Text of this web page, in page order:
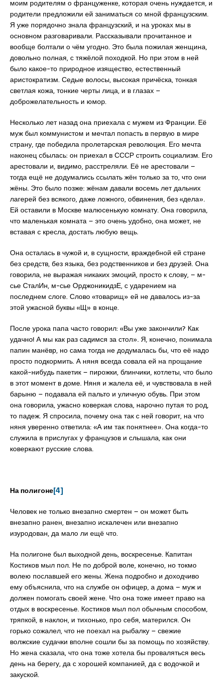
моим родителям о француженке, которая очень нуждается, и
родители предложили ей заниматься со мной французским.
Я уже порядочно знала французский, и на уроках мы в
основном разговаривали. Рассказывали прочитанное и
вообще болтали о чём угодно. Это была пожилая женщина,
довольно полная, с тяжёлой походкой. Но при этом в ней
было какое-то природное изящество, естественный
аристократизм. Седые волосы, высокая причёска, тонкая
светлая кожа, тонкие черты лица, и в глазах –
доброжелательность и юмор.
Несколько лет назад она приехала с мужем из Франции. Её
муж был коммунистом и мечтал попасть в первую в мире
страну, где победила пролетарская революция. Его мечта
наконец сбылась: он приехал в СССР строить социализм. Его
арестовали и, видимо, расстреляли. Её не арестовали –
тогда ещё не додумались ссылать жён только за то, что они
жёны. Это было позже: жёнам давали восемь лет дальних
лагерей без всякого, даже ложного, обвинения, без «дела».
Ей оставили в Москве малюсенькую комнату. Она говорила,
что маленькая комната – это очень удобно, она может, не
вставая с кресла, достать любую вещь.
Она осталась в чужой и, в сущности, враждебной ей стране
без средств, без языка, без родственников и без друзей. Она
говорила, не выражая никаких эмоций, просто к слову, – м-
сье СталИн, м-сье ОрджоникидзЕ, с ударением на
последнем слоге. Слово «товарищ» ей не давалось из-за
этой ужасной буквы «Щ» в конце.
После урока папа часто говорил: «Вы уже закончили? Как
удачно! А мы как раз садимся за стол». Я, конечно, понимала
папин манёвр, но сама тогда не додумалась бы, что её надо
просто подкормить. А няня всегда совала ей на прощание
какой-нибудь пакетик – пирожки, блинчики, котлеты, что было
в этот момент в доме. Няня и жалела её, и чувствовала в ней
барыню – подавала ей пальто и уличную обувь. При этом
она говорила, ужасно коверкая слова, нарочно путая то род,
то падеж. Я спросила, почему она так с ней говорит, на что
няня уверенно ответила: «А им так понятнее». Она когда-то
служила в прислугах у французов и слышала, как они
коверкают русские слова.
На полигоне[4]
Человек не только внезапно смертен – он может быть
внезапно ранен, внезапно искалечен или внезапно
изуродован, да мало ли ещё что.
На полигоне был выходной день, воскресенье. Капитан
Костиков мыл пол. Не по доброй воле, конечно, но токмо
волею пославшей его жены. Жена подробно и доходчиво
ему объяснила, что на службе он офицер, а дома – муж и
должен помогать своей жене. Что она тоже имеет право на
отдых в воскресенье. Костиков мыл пол обычным способом,
тряпкой, в наклон, и тихонько, про себя, матерился. Он
горько сожалел, что не поехал на рыбалку – свежие
волжские судачки вполне сошли бы за помощь по хозяйству.
Но жена сказала, что она тоже хотела бы проваляться весь
день на берегу, да с хорошей компанией, да с водочкой и
закуской.